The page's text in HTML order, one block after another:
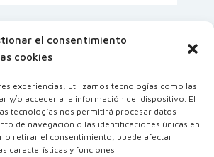
el consentimiento
cookies
experiencias, utilizamos tecnologías como las
y/o acceder a la información del dispositivo. El
tecnologías nos permitirá procesar datos
de navegación o las identificaciones únicas en
o retirar el consentimiento, puede afectar
características y funciones.